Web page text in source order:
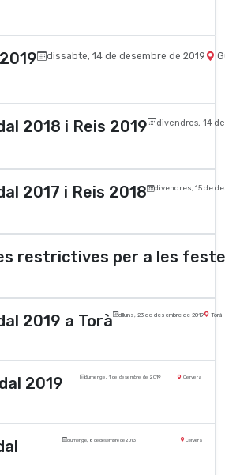
dissabte, 14 de desembre de 2019
2018 i Reis 2019 divendres, 14
2017 i Reis 2018 divendres, 15 de
restrictives per a les
2019 a Torà dilluns, 23 de desembre de 2019 Torà
2019 diumenge, 1 de desembre de 2019 Cervera
diumenge, 8 de desembre de 2013 Cervera